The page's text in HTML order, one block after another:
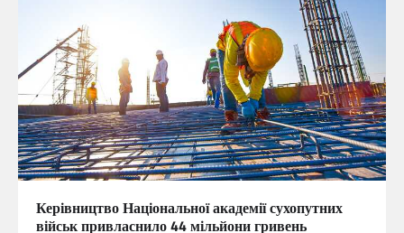
Керівництво Національної академії сухопутних
військ привласнило 44 мільйони гривень